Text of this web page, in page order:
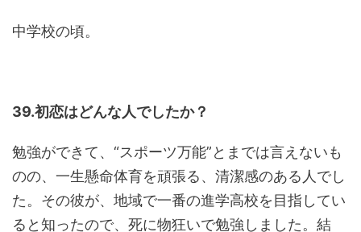
中学校の頃。
39.初恋はどんな人でしたか？
勉強ができて、“スポーツ万能”とまでは言えないも
のの、一生懸命体育を頑張る、清潔感のある人でし
た。その彼が、地域で一番の進学高校を目指してい
ると知ったので、死に物狂いで勉強しました。結